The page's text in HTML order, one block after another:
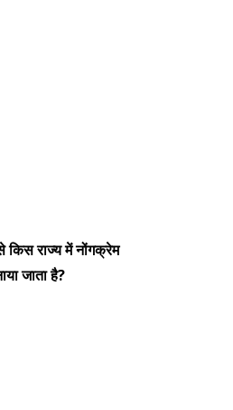
किस राज्य में नोंगक्रेम
जाता है?